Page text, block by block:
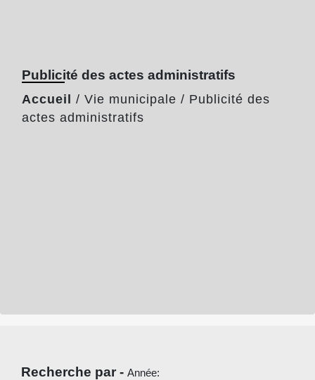
Publicité des actes administratifs
Accueil / Vie municipale / Publicité des
actes administratifs
Recherche par - Année: